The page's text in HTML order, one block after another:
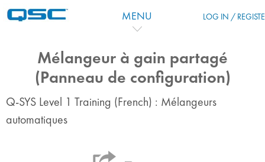
MENU LOG IN /
Mélangeur à gain partagé
(Panneau de configuration)
Q-SYS Level 1 Training (French) : Mélangeurs
automatiques